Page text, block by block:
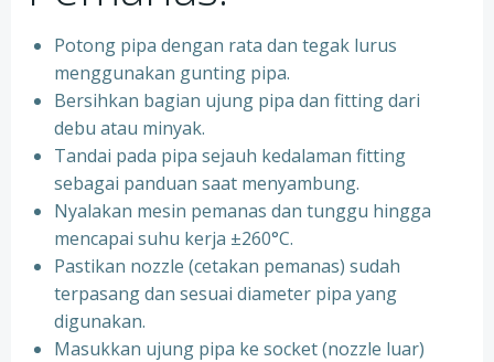
Potong pipa dengan rata dan tegak lurus
menggunakan gunting pipa.
Bersihkan bagian ujung pipa dan fitting dari
debu atau minyak.
Tandai pada pipa sejauh kedalaman fitting
sebagai panduan saat menyambung.
Nyalakan mesin pemanas dan tunggu hingga
mencapai suhu kerja ±260°C.
Pastikan nozzle (cetakan pemanas) sudah
terpasang dan sesuai diameter pipa yang
digunakan.
Masukkan ujung pipa ke socket (nozzle luar)